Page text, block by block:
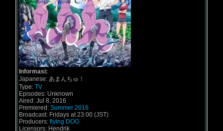
Informasi:
Japanese: あまんちゅ！
Type: TV
Episodes: Unknown
Aired: Jul 8, 2016
Premiered: Summer 2016
Broadcast: Fridays at 23:00 (JST)
Producers: flying DOG
Licensors: Hendrik